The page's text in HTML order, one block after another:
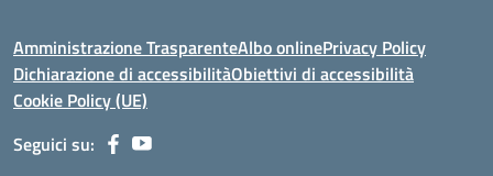
Amministrazione TrasparenteAlbo onlinePrivacy Policy
Dichiarazione di accessibilitàObiettivi di accessibilità
Cookie Policy (UE)
Seguici su: